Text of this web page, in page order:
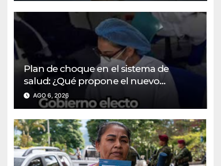
Plan de choque en el sistema de
salud: ¿Qué propone el nuevo
gobierno?
AGO 6, 2026